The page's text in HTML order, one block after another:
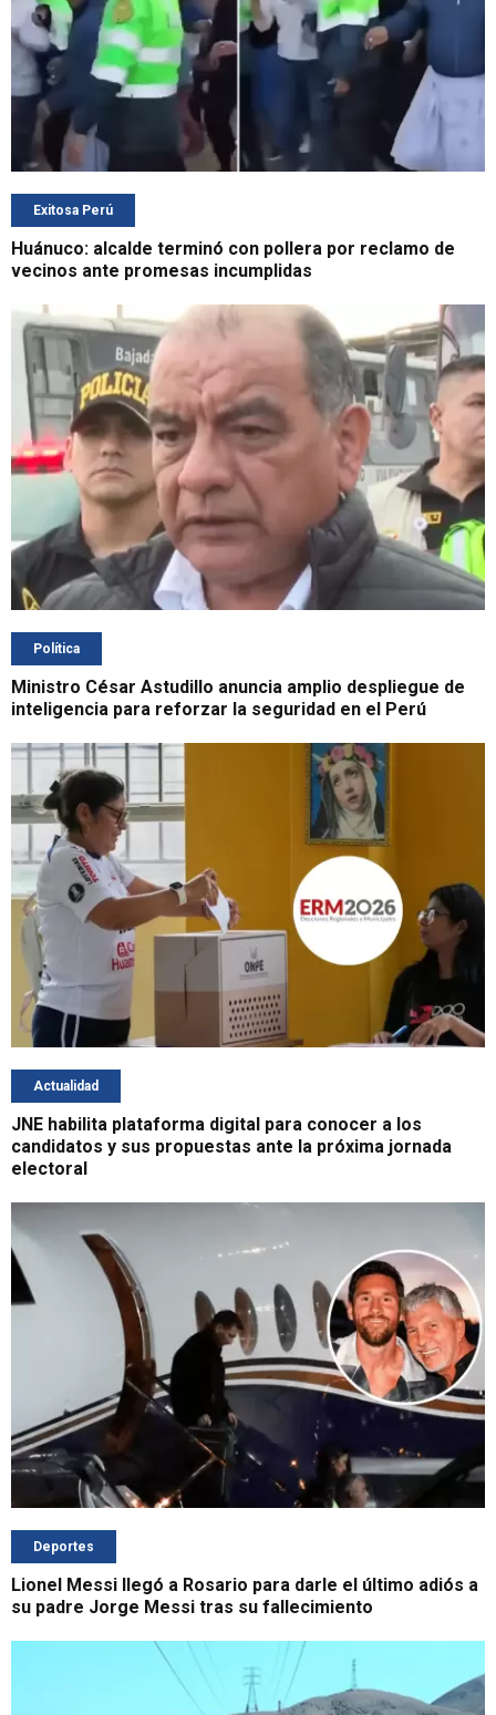
Exitosa Perú
Huánuco: alcalde terminó con pollera por reclamo de
vecinos ante promesas incumplidas
Política
Ministro César Astudillo anuncia amplio despliegue de
inteligencia para reforzar la seguridad en el Perú
Actualidad
JNE habilita plataforma digital para conocer a los
candidatos y sus propuestas ante la próxima jornada
electoral
Deportes
Lionel Messi llegó a Rosario para darle el último adiós a
su padre Jorge Messi tras su fallecimiento